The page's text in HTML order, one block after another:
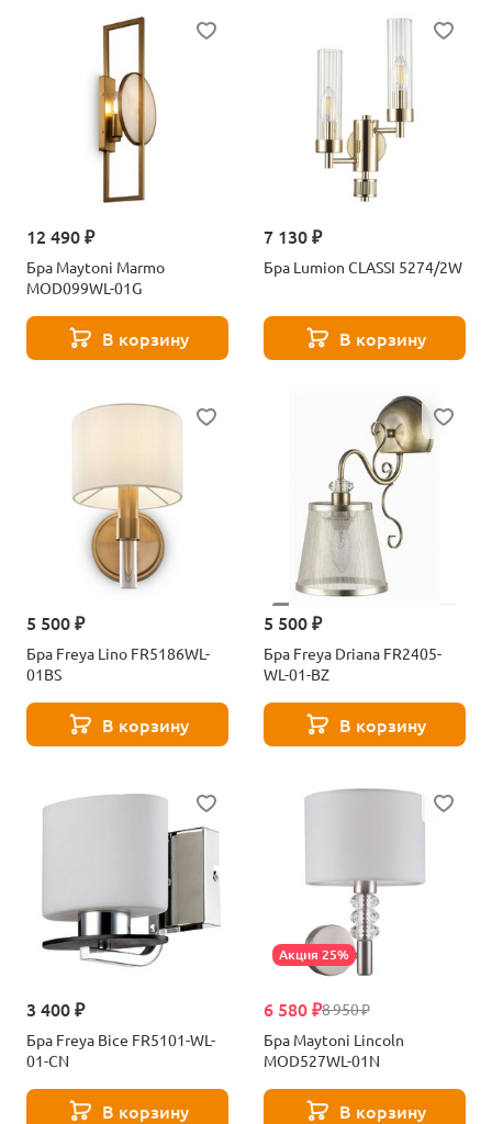
12 490 ₽
Бра Maytoni Marmo
MOD099WL-01G
В корзину
7 130 ₽
Бра Lumion CLASSI 5274/2W
В корзину
5 500 ₽
Бра Freya Lino FR5186WL-
01BS
В корзину
5 500 ₽
Бра Freya Driana FR2405-
WL-01-BZ
В корзину
3 400 ₽
Бра Freya Bice FR5101-WL-
01-CN
В корзину
Акция 25%
8 950 ₽
6 580 ₽
Бра Maytoni Lincoln
MOD527WL-01N
В корзину